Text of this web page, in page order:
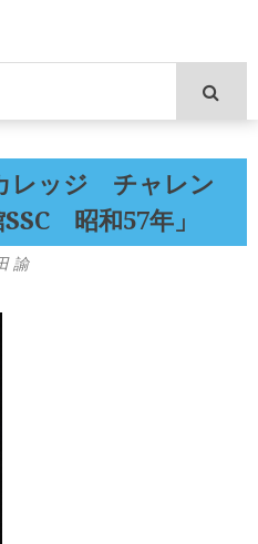
レッジ チャレン
昭和57年」
諭